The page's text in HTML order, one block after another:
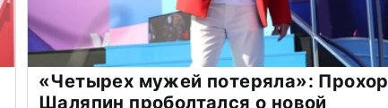
«Четырех мужей потеряла»: Прохор
Шаляпин проболтался о новой